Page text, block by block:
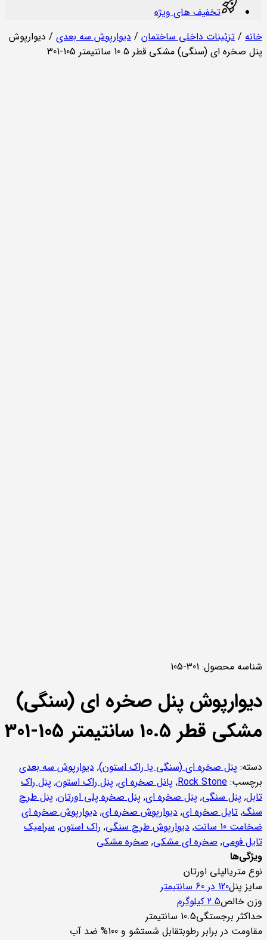
تخفیف های ویژه
خانه / تزئینات داخلی ساختمان / دیوارپوش سه بعدی / دیوارپوش
پنل صخره ای (سنگی) مشکی قطر 10.5 سانتیمتر 105-301
شناسه محصول: 301-105
دیوارپوش پنل صخره ای (سنگی)
مشکی قطر 10.5 سانتیمتر 105-301
دسته: پنل صخره ای (سنگی یا راک استون), دیوارپوش سه بعدی
برچسب: Rock Stone
, پانل صخره ای, پنل راک استون, پنل راک
تابل, پنل سنگی, پنل صخره ای, پنل صخره پلی اورتان, پنل طرح
سنگ, تایل صخره ای, دیوارپوش صخره ای, دیوارپوش صخره ای
ضخامت 10 سانت
, دیوارپوش طرح سنگی, راک استون, سرامیک
تایل فومی, صخره ای مشکی, صخره مشکی
ویژگی‌ها
نوع متریالپلی اورتان
سایز پنل120 در 60 سانتیمتر
وزن خالص2.5 کیلوگرم
حداکثر برجستگی10.5 سانتیمتر
مقاومت در برابر رطوبتقابل شستشو و 100% ضد آب